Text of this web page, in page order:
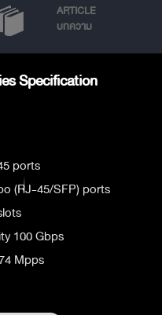
ARTICLE
บทความ
Specification
ports
(RJ-45/SFP) ports
100 Gbps
Mpps